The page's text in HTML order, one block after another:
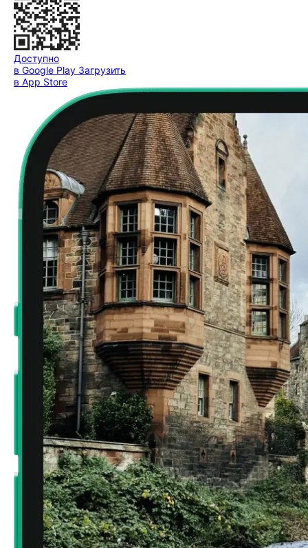
Доступно
в Google Play Загрузить
в App Store